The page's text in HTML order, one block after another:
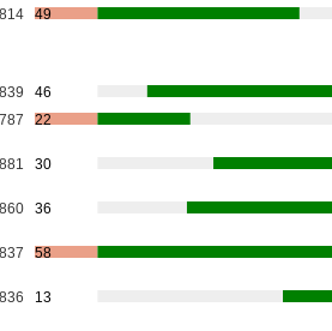
49
46
22
30
36
58
13